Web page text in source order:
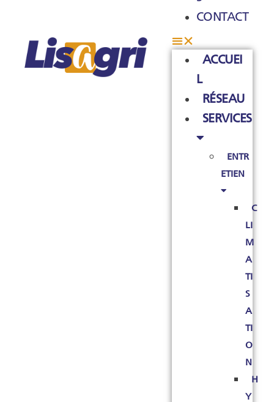
CONTACT
ACCUEI
L
RÉSEAU
SERVICES
ENTR
ETIEN
C
LI
M
A
TI
S
A
TI
O
N
H
Y